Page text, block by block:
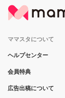
ママスタについて
ヘルプセンター
会員特典
広告出稿について